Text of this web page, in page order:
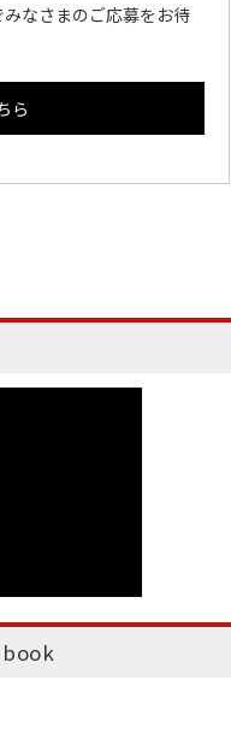
なさまのご応募をお待
ら